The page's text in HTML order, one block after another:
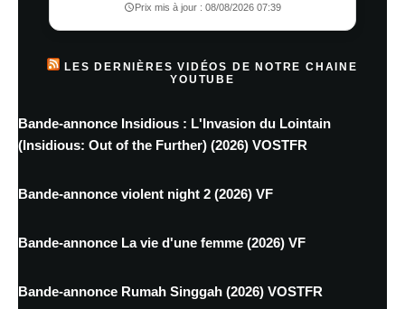
Prix mis à jour : 08/08/2026 07:39
LES DERNIÈRES VIDÉOS DE NOTRE CHAINE
YOUTUBE
Bande-annonce Insidious : L'Invasion du Lointain
(Insidious: Out of the Further) (2026) VOSTFR
Bande-annonce violent night 2 (2026) VF
Bande-annonce La vie d'une femme (2026) VF
Bande-annonce Rumah Singgah (2026) VOSTFR